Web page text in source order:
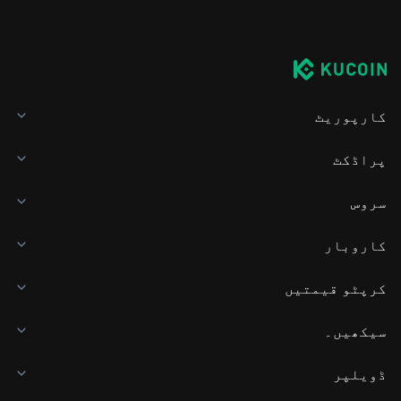
کارپوریٹ
پراڈکٹ
سروس
کاروبار
کرپٹو قیمتیں
سیکھیں۔
ڈویلپر